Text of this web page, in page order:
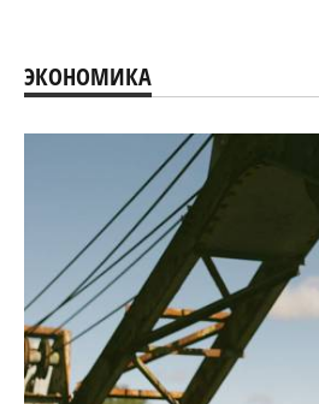
ЭКОНОМИКА